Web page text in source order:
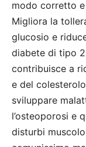
modo corretto
Migliora la
glucosio e
diabete di tipo
contribuisce a
e del
sviluppare
l’osteoporosi e
disturbi